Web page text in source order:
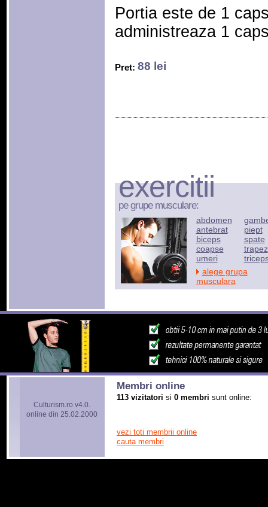
Portia este de 1
administreaza 1
Pret: 88 lei
exercitii
pe grupe musculare:
abdomen
antebrat
biceps
coapse
umeri
piept
spate
trapez
alege grupa
musculara
Culturism.ro v4.0.
online din 25.02.2000
Membri online
113 vizitatori si 0 membri sunt online:
vezi toti membrii online
cauta membri